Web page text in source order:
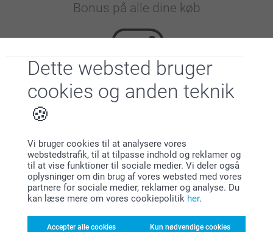
Dette websted bruger
cookies og anden teknik
Vi bruger cookies til at analysere vores
webstedstrafik, til at tilpasse indhold og reklamer og
til at vise funktioner til sociale medier. Vi deler også
oplysninger om din brug af vores websted med vores
partnere for sociale medier, reklamer og analyse. Du
kan læse mere om vores cookiepolitik her.
Accepter alle cookies Kun nødvendige cookies
Bonus på alle dine køb
Førsteklasses kundeservice!